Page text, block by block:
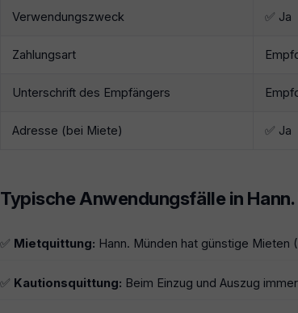
Verwendungszweck ✅ Ja
Zahlungsart
Unterschrift des Empfängers
Adresse (bei Miete) ✅ Ja
Typische Anwendungsfälle in
✅ Mietquittung: Hann. Münden hat günstige
✅ Kautionsquittung: Beim Einzug und Auszug